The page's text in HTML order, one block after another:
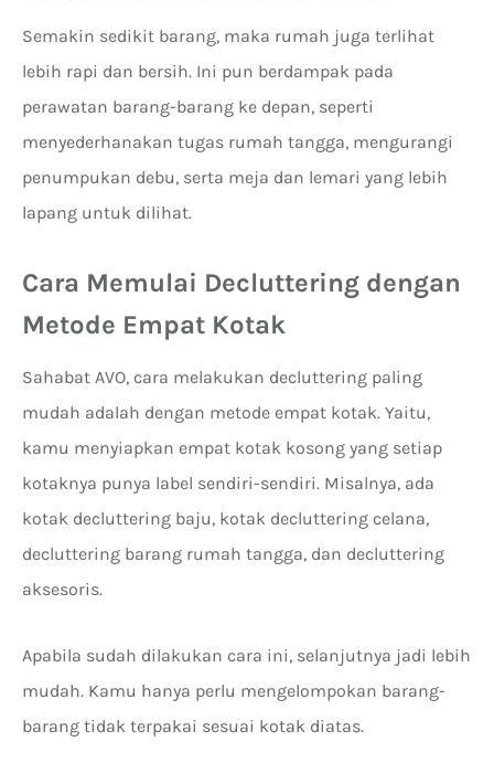
Semakin sedikit barang, maka rumah juga terlihat
lebih rapi dan bersih. Ini pun berdampak pada
perawatan barang-barang ke depan, seperti
menyederhanakan tugas rumah tangga, mengurangi
penumpukan debu, serta meja dan lemari yang lebih
lapang untuk dilihat.
Cara Memulai Decluttering dengan
Metode Empat Kotak
Sahabat AVO, cara melakukan decluttering paling
mudah adalah dengan metode empat kotak. Yaitu,
kamu menyiapkan empat kotak kosong yang setiap
kotaknya punya label sendiri-sendiri. Misalnya, ada
kotak decluttering baju, kotak decluttering celana,
decluttering barang rumah tangga, dan decluttering
aksesoris.
Apabila sudah dilakukan cara ini, selanjutnya jadi lebih
mudah. Kamu hanya perlu mengelompokan barang-
barang tidak terpakai sesuai kotak diatas.